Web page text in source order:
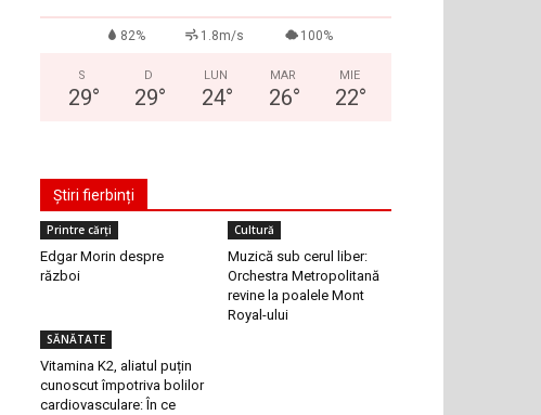
82% 1.8m/s 100%
S
29°
D
29°
LUN
24°
MAR
26°
MIE
22°
Știri fierbinți
Printre cărți
Edgar Morin despre
război
Cultură
Muzică sub cerul liber:
Orchestra Metropolitană
revine la poalele Mont
Royal-ului
SĂNĂTATE
Vitamina K2, aliatul puțin
cunoscut împotriva bolilor
cardiovasculare: În ce